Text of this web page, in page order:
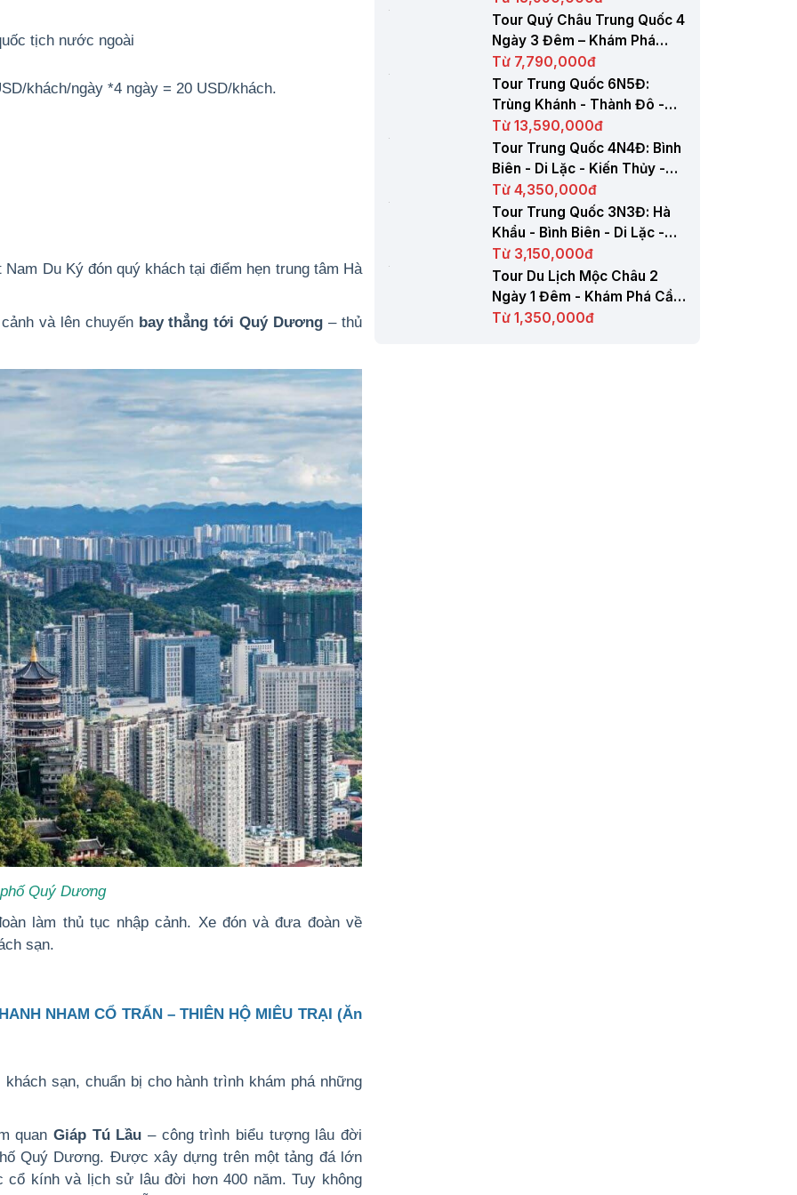
tịch nước ngoài
khách/ngày *4 ngày = 20 USD/khách.
Du Ký đón quý khách tại điểm hẹn trung tâm Hà
và lên chuyến bay thẳng tới Quý Dương – thủ
Quý Dương
làm thủ tục nhập cảnh. Xe đón và đưa đoàn về
sạn.
NHAM CỔ TRẤN – THIÊN HỘ MIÊU TRẠI (Ăn
sạn, chuẩn bị cho hành trình khám phá những
quan Giáp Tú Lầu – công trình biểu tượng lâu đời
Quý Dương. Được xây dựng trên một tảng đá lớn
kính và lịch sử lâu đời hơn 400 năm. Tuy không
Tour Quý Châu Trung Quốc 4
Ngày 3 Đêm – Khám Phá
Thiên Hộ Miêu Trại
Từ 7,790,000đ
Tour Trung Quốc 6N5Đ:
Trùng Khánh - Thành Đô -
Cửu Trại Câu Giá Tốt
Từ 13,590,000đ
Tour Trung Quốc 4N4Đ: Bình
Biên - Di Lặc - Kiến Thủy -
Khai Viễn - Mông Tự
Từ 4,350,000đ
Tour Trung Quốc 3N3Đ: Hà
Khẩu - Bình Biên - Di Lặc -
Kiến Thủy
Từ 3,150,000đ
Tour Du Lịch Mộc Châu 2
Ngày 1 Đêm - Khám Phá Cầu
Kính Bạch Long
Từ 1,350,000đ